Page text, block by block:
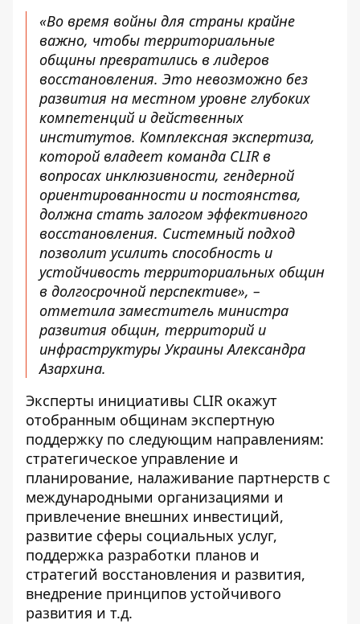
«Во время войны для страны крайне
важно, чтобы территориальные
общины превратились в лидеров
восстановления. Это невозможно без
развития на местном уровне глубоких
компетенций и действенных
институтов. Комплексная экспертиза,
которой владеет команда CLIR в
вопросах инклюзивности, гендерной
ориентированности и постоянства,
должна стать залогом эффективного
восстановления. Системный подход
позволит усилить способность и
устойчивость территориальных общин
в долгосрочной перспективе», –
отметила заместитель министра
развития общин, территорий и
инфраструктуры Украины Александра
Азархина.
Эксперты инициативы CLIR окажут
отобранным общинам экспертную
поддержку по следующим направлениям:
стратегическое управление и
планирование, налаживание партнерств с
международными организациями и
привлечение внешних инвестиций,
развитие сферы социальных услуг,
поддержка разработки планов и
стратегий восстановления и развития,
внедрение принципов устойчивого
развития и т.д.